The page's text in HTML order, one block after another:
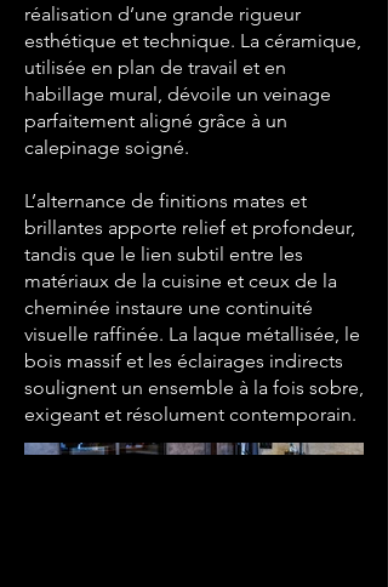
réalisation d’une grande rigueur
esthétique et technique. La céramique,
utilisée en plan de travail et en
habillage mural, dévoile un veinage
parfaitement aligné grâce à un
calepinage soigné.
L’alternance de finitions mates et
brillantes apporte relief et profondeur,
tandis que le lien subtil entre les
matériaux de la cuisine et ceux de la
cheminée instaure une continuité
visuelle raffinée. La laque métallisée, le
bois massif et les éclairages indirects
soulignent un ensemble à la fois sobre,
exigeant et résolument contemporain.